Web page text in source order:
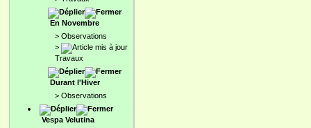
En Novembre
> Observations
>
Travaux
Durant l'Hiver
> Observations
Vespa Velutina